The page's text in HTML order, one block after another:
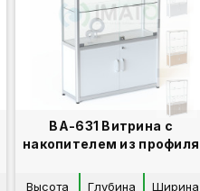
ВА-631 Витрина с
накопителем из профиля
Высота
Глубина
Ширина